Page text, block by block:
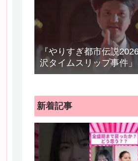
『やりすぎ都市伝説
沢タイムスリップ事件
材 “Mr.都市伝説”関暁
新着記事